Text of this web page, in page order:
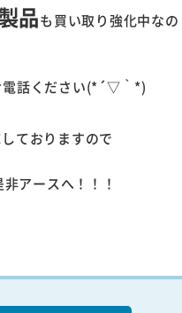
品も買い取り強化中なの
電話ください(*´▽｀*)
ておりますので
アースへ！！！